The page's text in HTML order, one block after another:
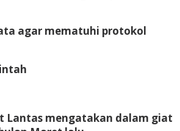
agar mematuhi protokol
Lantas mengatakan dalam giat